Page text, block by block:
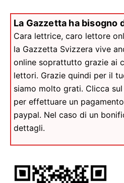
La Gazzetta ha bisogno
Cara lettrice, caro lettore
la Gazzetta Svizzera vive
online soprattutto grazie ai
lettori. Grazie quindi per il
siamo molto grati. Clicca
per effettuare un
paypal. Nel caso di un
dettagli.